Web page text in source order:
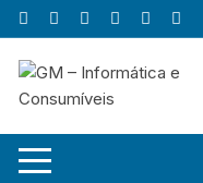
Skip
to
content